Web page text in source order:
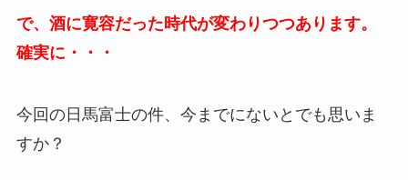
で、酒に寛容だった時代が変わりつつあります。
確実に・・・
今回の日馬富士の件、今までにないとでも思いま
すか？